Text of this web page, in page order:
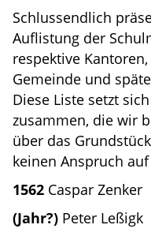
Schlussendlich
Auflistung der
respektive
Gemeinde und
Diese Liste setzt
zusammen, die wir
über das
keinen Anspruch
1562Caspar Zenker
(Jahr?)Peter Leßigk